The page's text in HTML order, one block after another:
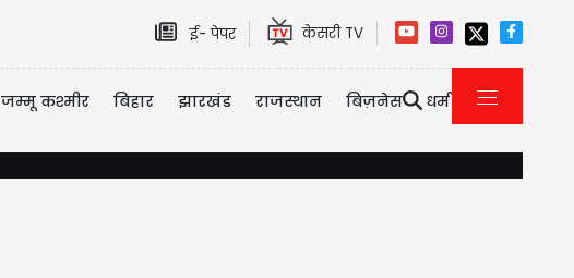
ई- पेपर केसरी TV
जम्मू कश्मीर बिहार झारखंड राजस्थान बिज़नेस धर्म